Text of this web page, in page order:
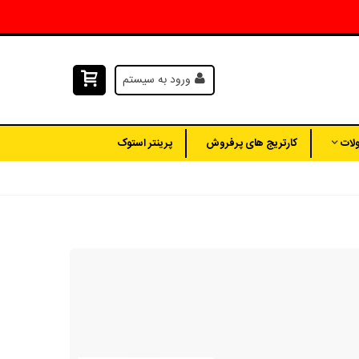
ورود به سیستم
کارتریج های پرفروش پرینتر استوک